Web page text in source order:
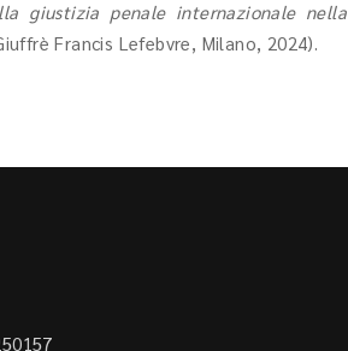
giustizia penale internazionale nella
Francis Lefebvre, Milano, 2024).